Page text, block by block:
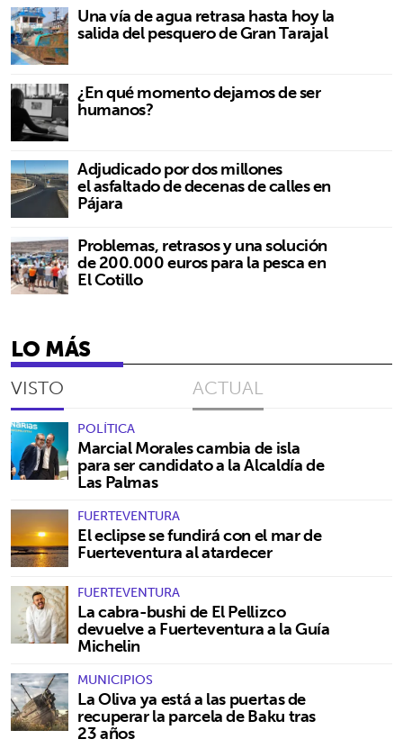
Una vía de agua retrasa hasta hoy la
salida del pesquero de Gran Tarajal
¿En qué momento dejamos de ser
humanos?
Adjudicado por dos millones
el asfaltado de decenas de calles en
Pájara
Problemas, retrasos y una solución
de 200.000 euros para la pesca en
El Cotillo
LO MÁS
VISTO ACTUAL
POLÍTICA
Marcial Morales cambia de isla
para ser candidato a la Alcaldía de
Las Palmas
FUERTEVENTURA
El eclipse se fundirá con el mar de
Fuerteventura al atardecer
FUERTEVENTURA
La cabra-bushi de El Pellizco
devuelve a Fuerteventura a la Guía
Michelin
MUNICIPIOS
La Oliva ya está a las puertas de
recuperar la parcela de Baku tras
23 años